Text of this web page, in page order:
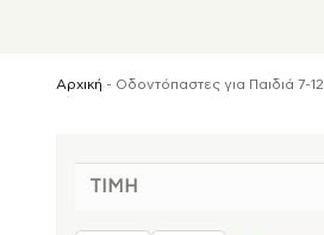
Αρχική - Οδοντόπαστες για Παιδιά 7-12
ΤΙΜΉ